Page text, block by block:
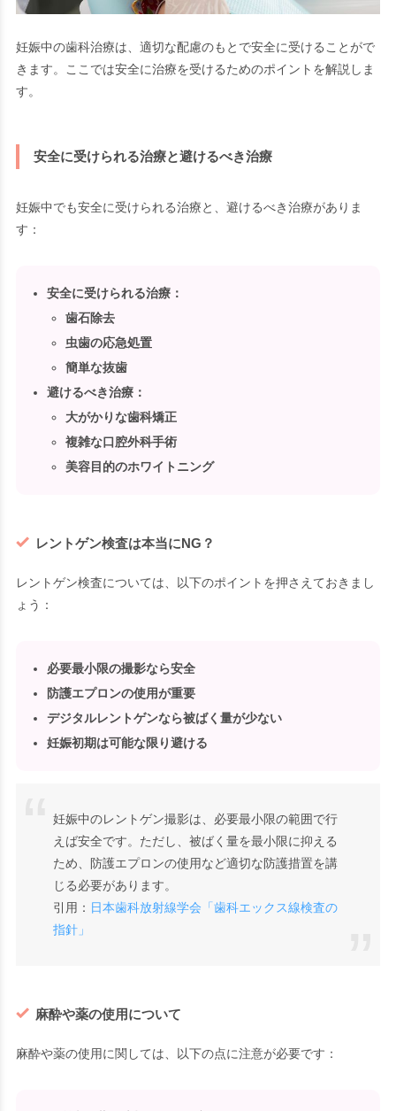
妊娠中の歯科治療は、適切な配慮のもとで安全に受けることがで
きます。ここでは安全に治療を受けるためのポイントを解説しま
す。
安全に受けられる治療と避けるべき治療
妊娠中でも安全に受けられる治療と、避けるべき治療がありま
す：
安全に受けられる治療：
歯石除去
虫歯の応急処置
簡単な抜歯
避けるべき治療：
大がかりな歯科矯正
複雑な口腔外科手術
美容目的のホワイトニング
レントゲン検査は本当にNG？
レントゲン検査については、以下のポイントを押さえておきまし
ょう：
必要最小限の撮影なら安全
防護エプロンの使用が重要
デジタルレントゲンなら被ばく量が少ない
妊娠初期は可能な限り避ける
妊娠中のレントゲン撮影は、必要最小限の範囲で行
えば安全です。ただし、被ばく量を最小限に抑える
ため、防護エプロンの使用など適切な防護措置を講
じる必要があります。
引用： 日本歯科放射線学会「歯科エックス線検査の
指針」
麻酔や薬の使用について
麻酔や薬の使用に関しては、以下の点に注意が必要です：